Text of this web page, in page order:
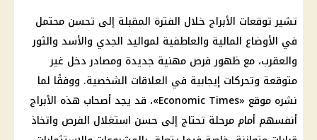
تشير توقعات الأبراج خلال الفترة المقبلة إلى تحسن محتمل
في الأوضاع المالية والعاطفية لمواليد الجدي والأسد والثور
والعقرب، مع ظهور فرص مهنية جديدة ومصادر دخل غير
متوقعة وتحركات إيجابية في العلاقات الشخصية. ووفقًا لما
نشره موقع «Economic Times»، قد يجد أصحاب هذه الأبراج
أنفسهم أمام مرحلة تحتاج إلى حسن استغلال الفرص واتخاذ